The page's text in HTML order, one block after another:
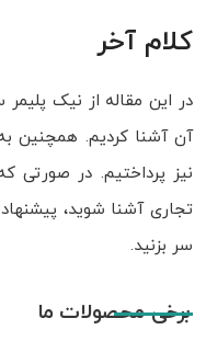
کلام آخر
در این مقاله از نیک پلیمر
آن آشنا کردیم. همچنین
نیز پرداختیم. در صورتی
تجاری آشنا شوید،
سر بزنید.
برخی محصولات ما